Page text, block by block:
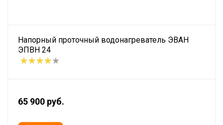
Напорный проточный водонагреватель ЭВАН
ЭПВН 24
65 900 руб.